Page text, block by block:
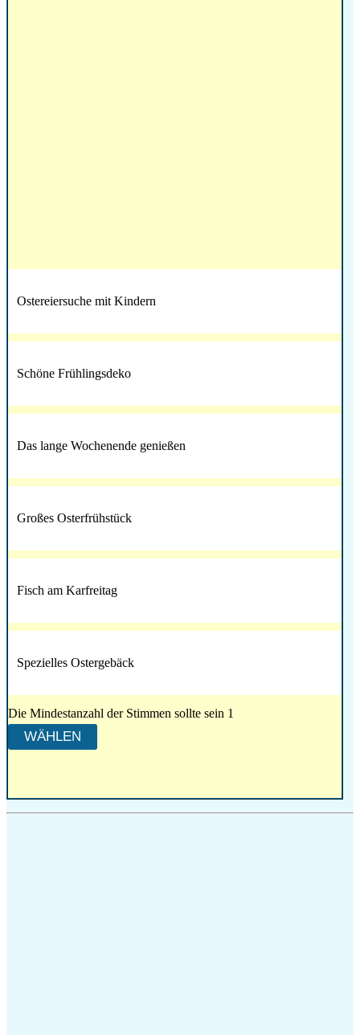
Ostereiersuche mit Kindern
Schöne Frühlingsdeko
Das lange Wochenende genießen
Großes Osterfrühstück
Fisch am Karfreitag
Spezielles Ostergebäck
Die Mindestanzahl der Stimmen sollte sein 1